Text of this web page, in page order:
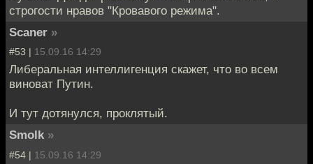
строгости нравов "Кровавого режима".
Scaner »
#53 | 15.09.16 14:29
Либеральная интеллигенция скажет, что во всем
виноват Путин.
И тут дотянулся, проклятый.
Smolk »
#54 | 15.09.16 14:29